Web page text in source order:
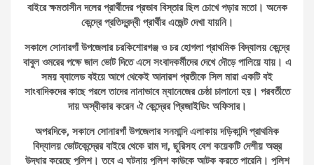
বাইরে ক্ষমতাসীন দলের প্রার্থীদের প্রভাব বিস্তার ছিল চোখে পড়ার মতো। অনেক
কেন্দ্রে প্রতিদ্বন্দ্বী প্রার্থীর এজেন্ট দেখা যায়নি।
সকালে সোনারগাঁ উপজেলার চরকিশোরগঞ্জ ও চর হোগলা প্রাথমিক বিদ্যালয় কেন্দ্রে
বাবুল ওমরের পক্ষে জাল ভোট দিতে এসে সংবাদকর্মীদের দেখে দৌড়ে পালিয়ে যায়। এ
সময় ব্যালেড বইয়ে আগে থেকেই আনারশ প্রতীকে সিল মারা একটি বই
সাংবাদিকদের কাছে পরলে তাদের নানাভাবে ম্যানেজের চেষ্ঠা চালানো হয়। পরবর্তীতে
দায় অস্বীকার করেন ঐ কেন্দ্রের প্রিজাইডিং অফিসার।
অপরদিকে, সকালে সোনারগাঁ উপজেলার সনমান্দি এলাকায় দড়িকান্দি প্রাথমিক
বিদ্যালয় ভোটকেন্দ্রের বাইরে থেকে রাম দা, ছুরিসহ বেশ কয়েকটি দেশীয় অস্ত্র
উদ্ধার করেছে পুলিশ। তবে এ ঘটনায় পুলিশ কাউকে আটক করতে পারেনি। পুলিশ